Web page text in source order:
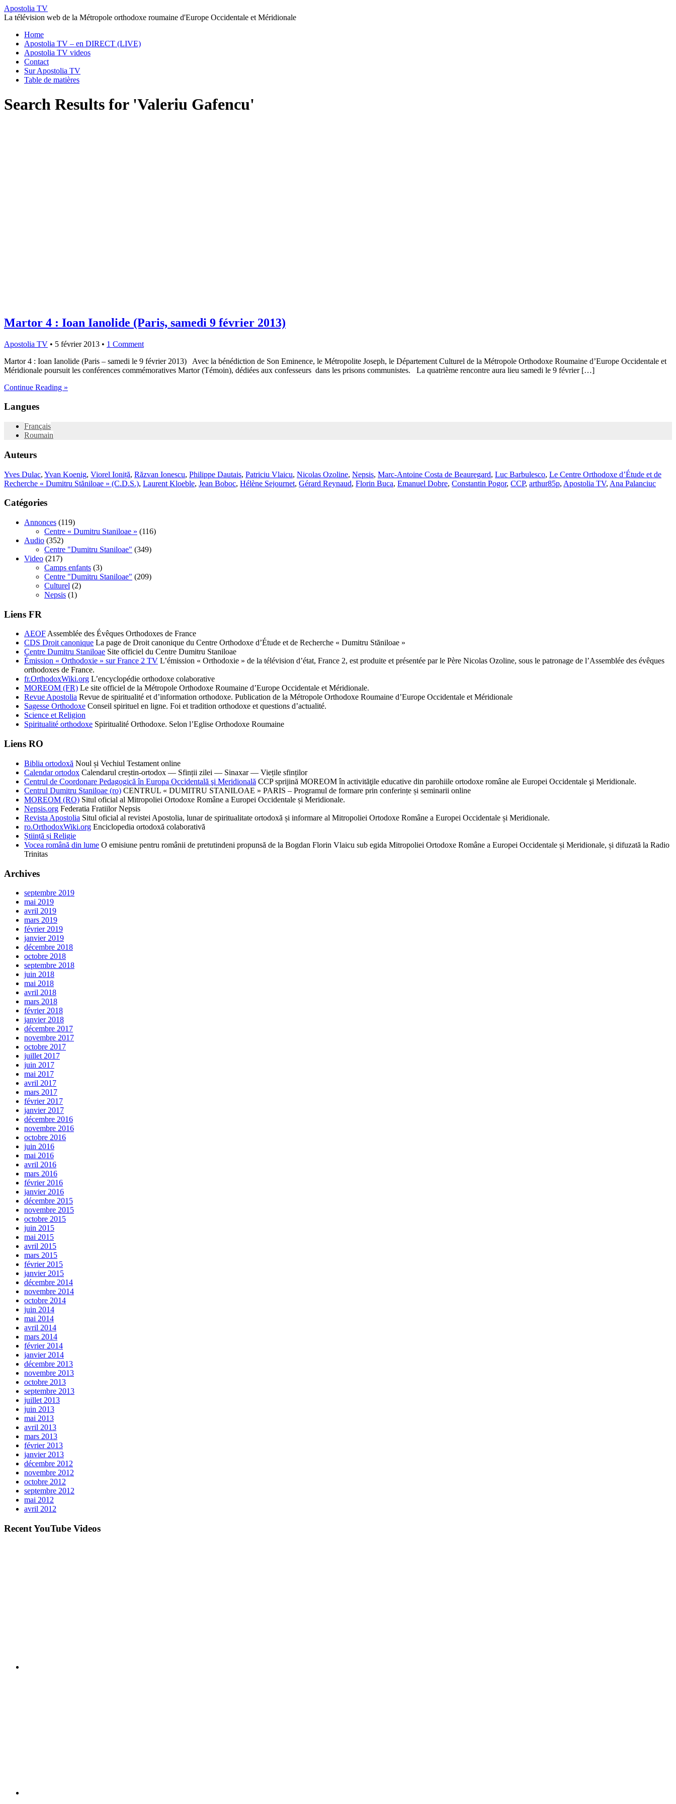
Apostolia TV
La télévision web de la Métropole orthodoxe roumaine d'Europe Occidentale et Méridionale
Home
Apostolia TV – en DIRECT (LIVE)
Apostolia TV videos
Contact
Sur Apostolia TV
Table de matières
Search Results for 'Valeriu Gafencu'
Martor 4 : Ioan Ianolide (Paris, samedi 9 février 2013)
Apostolia TV • 5 février 2013 • 1 Comment
Martor 4 : Ioan Ianolide (Paris – samedi le 9 février 2013) Avec la bénédiction de Son Eminence, le Métropolite Joseph, le Département Culturel de la Métropole Orthodoxe Roumaine d’Europe Occidentale et
Méridionale poursuit les conférences commémoratives Martor (Témoin), dédiées aux confesseurs dans les prisons communistes. La quatrième rencontre aura lieu samedi le 9 février […]
Continue Reading »
Langues
Français
Roumain
Auteurs
Yves Dulac, Yvan Koenig, Viorel Ioniță, Răzvan Ionescu, Philippe Dautais, Patriciu Vlaicu, Nicolas Ozoline, Nepsis, Marc-Antoine Costa de Beauregard, Luc Barbulesco, Le Centre Orthodoxe d’Étude et de
Recherche « Dumitru Stăniloae » (C.D.S.), Laurent Kloeble, Jean Boboc, Hélène Sejournet, Gérard Reynaud, Florin Buca, Emanuel Dobre, Constantin Pogor, CCP, arthur85p, Apostolia TV, Ana Palanciuc
Catégories
Annonces (119)
Centre « Dumitru Staniloae » (116)
Audio (352)
Centre "Dumitru Staniloae" (349)
Video (217)
Camps enfants (3)
Centre "Dumitru Staniloae" (209)
Culturel (2)
Nepsis (1)
Liens FR
AEOFAssemblée des Évêques Orthodoxes de France
CDS Droit canonique La page de Droit canonique du Centre Orthodoxe d’Étude et de Recherche « Dumitru Stăniloae »
Centre Dumitru Staniloae Site officiel du Centre Dumitru Staniloae
Émission « Orthodoxie » sur France 2 TV L’émission « Orthodoxie » de la télévision d’état, France 2, est produite et présentée par le Père Nicolas Ozoline, sous le patronage de l’Assemblée des évêques
orthodoxes de France.
fr.OrthodoxWiki.org L’encyclopédie orthodoxe colaborative
MOREOM (FR) Le site officiel de la Métropole Orthodoxe Roumaine d’Europe Occidentale et Méridionale.
Revue Apostolia Revue de spiritualité et d’information orthodoxe. Publication de la Métropole Orthodoxe Roumaine d’Europe Occidentale et Méridionale
Sagesse Orthodoxe Conseil spirituel en ligne. Foi et tradition orthodoxe et questions d’actualité.
Science et Religion
Spiritualité orthodoxe Spiritualité Orthodoxe. Selon l’Eglise Orthodoxe Roumaine
Liens RO
Biblia ortodoxă Noul și Vechiul Testament online
Calendar ortodox Calendarul creștin-ortodox — Sfinții zilei — Sinaxar — Viețile sfinților
Centrul de Coordonare Pedagogică în Europa Occidentală şi Meridională CCP sprijină MOREOM în activităţile educative din parohiile ortodoxe române ale Europei Occidentale şi Meridionale.
Centrul Dumitru Staniloae (ro) CENTRUL « DUMITRU STANILOAE » PARIS – Programul de formare prin conferințe și seminarii online
MOREOM (RO) Situl oficial al Mitropoliei Ortodoxe Române a Europei Occidentale și Meridionale.
Nepsis.org Federatia Fratiilor Nepsis
Revista Apostolia Situl oficial al revistei Apostolia, lunar de spiritualitate ortodoxă și informare al Mitropoliei Ortodoxe Române a Europei Occidentale și Meridionale.
ro.OrthodoxWiki.org Enciclopedia ortodoxă colaborativă
Știință și Religie
Vocea română din lume O emisiune pentru românii de pretutindeni propunsă de la Bogdan Florin Vlaicu sub egida Mitropoliei Ortodoxe Române a Europei Occidentale și Meridionale, și difuzată la Radio
Trinitas
Archives
septembre 2019
mai 2019
avril 2019
mars 2019
février 2019
janvier 2019
décembre 2018
octobre 2018
septembre 2018
juin 2018
mai 2018
avril 2018
mars 2018
février 2018
janvier 2018
décembre 2017
novembre 2017
octobre 2017
juillet 2017
juin 2017
mai 2017
avril 2017
mars 2017
février 2017
janvier 2017
décembre 2016
novembre 2016
octobre 2016
juin 2016
mai 2016
avril 2016
mars 2016
février 2016
janvier 2016
décembre 2015
novembre 2015
octobre 2015
juin 2015
mai 2015
avril 2015
mars 2015
février 2015
janvier 2015
décembre 2014
novembre 2014
octobre 2014
juin 2014
mai 2014
avril 2014
mars 2014
février 2014
janvier 2014
décembre 2013
novembre 2013
octobre 2013
septembre 2013
juillet 2013
juin 2013
mai 2013
avril 2013
mars 2013
février 2013
janvier 2013
décembre 2012
novembre 2012
octobre 2012
septembre 2012
mai 2012
avril 2012
Recent YouTube Videos